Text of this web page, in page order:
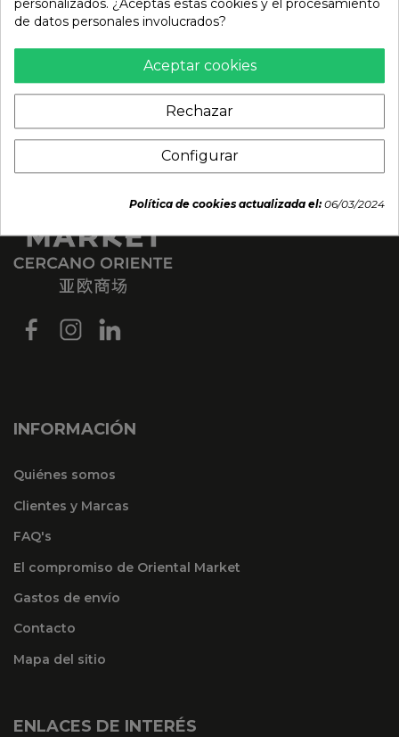
INFORMACIÓN
Quiénes somos
Clientes y Marcas
FAQ's
El compromiso de Oriental Market
Gastos de envío
Contacto
Mapa del sitio
ENLACES DE INTERÉS
personalizados. ¿Aceptas estas cookies y el procesamiento
de datos personales involucrados?
Aceptar cookies
Rechazar
Configurar
Política de cookies actualizada el:06/03/2024